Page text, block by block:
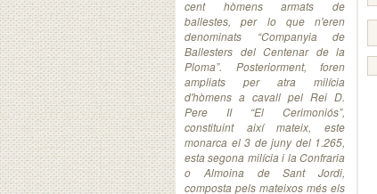
cent hòmens armats de
ballestes, per lo que n'eren
denominats “Companyia de
Ballesters del Centenar de la
Ploma”. Posteriorment, foren
ampliats per atra milícia
d'hòmens a cavall pel Rei D.
Pere II “El Cerimoniós”,
constituint així mateix, este
monarca el 3 de juny del 1.265,
esta segona milícia i la Confraria
o Almoina de Sant Jordi,
composta pels mateixos més els